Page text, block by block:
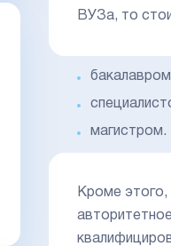
ВУЗа, то
магистром.
Кроме